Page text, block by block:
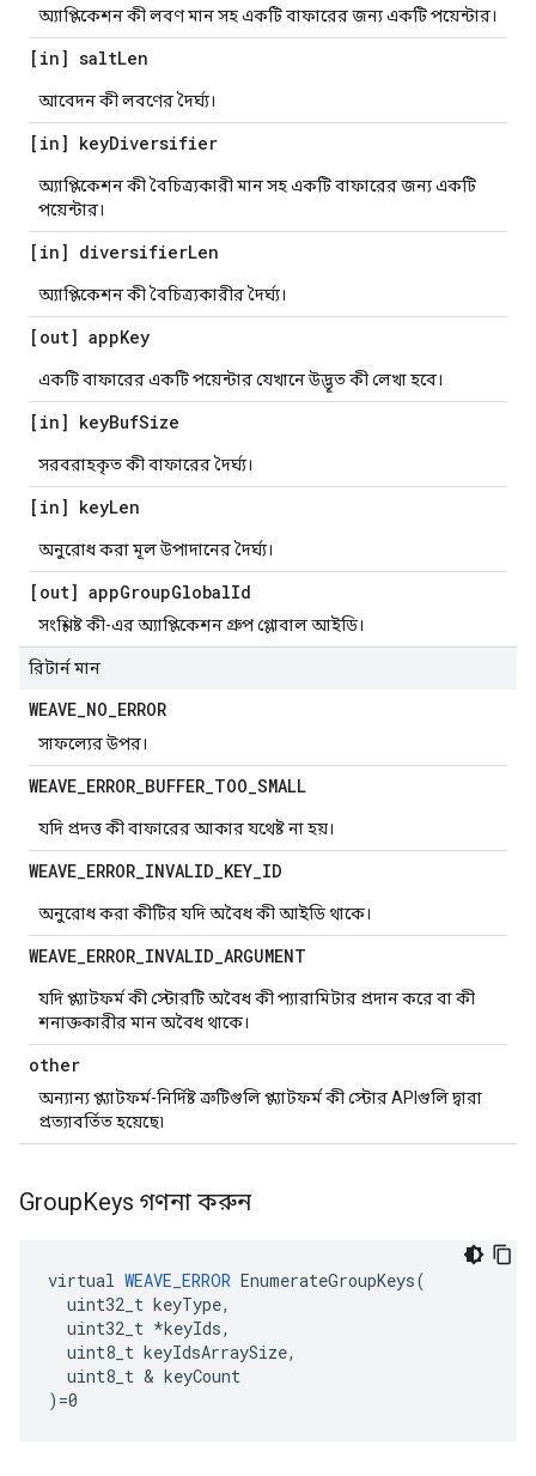
অ্যাপ্লিকেশন কী লবণ মান সহ একটি বাফারের জন্য একটি পয়েন্টার।
[in] saltLen
আবেদন কী লবণের দৈর্ঘ্য।
[in] keyDiversifier
অ্যাপ্লিকেশন কী বৈচিত্র্যকারী মান সহ একটি বাফারের জন্য একটি
পয়েন্টার।
[in] diversifierLen
অ্যাপ্লিকেশন কী বৈচিত্র্যকারীর দৈর্ঘ্য।
[out] appKey
একটি বাফারের একটি পয়েন্টার যেখানে উদ্ভূত কী লেখা হবে।
[in] keyBufSize
সরবরাহকৃত কী বাফারের দৈর্ঘ্য।
[in] keyLen
অনুরোধ করা মূল উপাদানের দৈর্ঘ্য।
[out] appGroupGlobalId
সংশ্লিষ্ট কী-এর অ্যাপ্লিকেশন গ্রুপ গ্লোবাল আইডি।
রিটার্ন মান
WEAVE_NO_ERROR
সাফল্যের উপর।
WEAVE_ERROR_BUFFER_TOO_SMALL
যদি প্রদত্ত কী বাফারের আকার যথেষ্ট না হয়।
WEAVE_ERROR_INVALID_KEY_ID
অনুরোধ করা কীটির যদি অবৈধ কী আইডি থাকে।
WEAVE_ERROR_INVALID_ARGUMENT
যদি প্ল্যাটফর্ম কী স্টোরটি অবৈধ কী প্যারামিটার প্রদান করে বা কী
শনাক্তকারীর মান অবৈধ থাকে।
other
অন্যান্য প্ল্যাটফর্ম-নির্দিষ্ট ত্রুটিগুলি প্ল্যাটফর্ম কী স্টোর APIগুলি দ্বারা
প্রত্যাবর্তিত হয়েছে৷
GroupKeys গণনা করুন
virtual WEAVE_ERROR EnumerateGroupKeys(
  uint32_t keyType,
  uint32_t *keyIds,
  uint8_t keyIdsArraySize,
  uint8_t & keyCount
)=0